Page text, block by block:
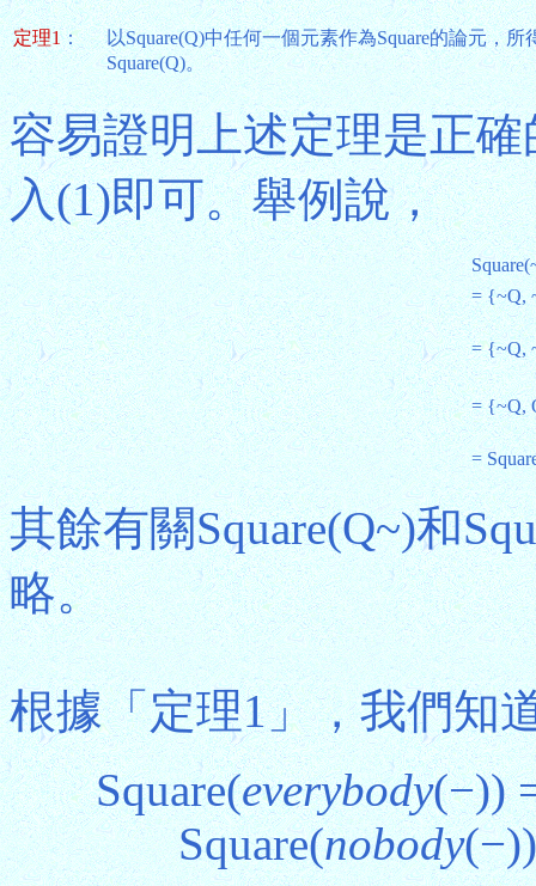
定理1：
以Square(Q)中任何一個元素作為Square的論元，
Square(Q)。
容易證明上述定理是正
入(1)即可。舉例說，
= {~Q,
= {~Q,
= {~Q,
=
其餘有關Square(Q~)和
略。
根據「定理1」，我們知
Square(everybody(−))
Square(nobody